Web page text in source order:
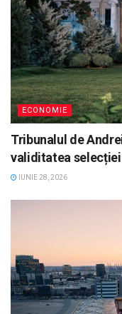
ECONOMIE
Tribunalul de
validitatea
IUNIE 28, 2026